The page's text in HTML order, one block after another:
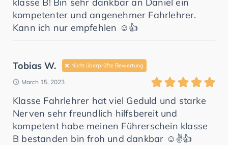
kompetenter und angenehmer Fahrlehrer.
Kann ich nur empfehlen ☺️👍
Tobias W. Nicht überprüfte Bewertung
March 15, 2023
Klasse Fahrlehrer hat viel Geduld und starke
Nerven sehr freundlich hilfsbereit und
kompetent habe meinen Führerschein klasse
B bestanden bin froh und dankbar ☺️✌️👍